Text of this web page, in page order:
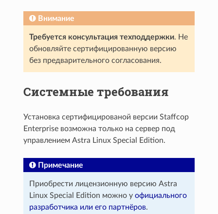
Внимание
Требуется консультация техподдержки. Не
обновляйте сертифицированную версию
без предварительного согласования.
Системные требования
Установка сертифицированой версии Staffcop
Enterprise возможна только на сервер под
управлением Astra Linux Special Edition.
Примечание
Приобрести лицензионную версию Astra
Linux Special Edition можно уофициального
разработчика или его партнёров.